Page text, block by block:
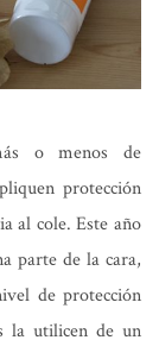
o menos de
protección
al cole. Este año
parte de la cara,
de protección
la utilicen de un